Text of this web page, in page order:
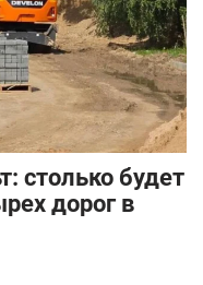
столько будет
дорог в